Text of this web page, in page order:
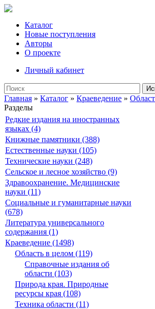
Каталог
Новые поступления
Авторы
О проекте
Личный кабинет
Главная » Каталог » Краеведение »
Разделы
Редкие издания на иностранных
языках (4)
Книжные памятники (388)
Естественные науки (105)
Технические науки (248)
Сельское и лесное хозяйство (9)
Здравоохранение. Медицинские
науки (11)
Социальные и гуманитарные науки
(678)
Литература универсального
содержания (1)
Краеведение (1498)
Область в целом (119)
Справочные издания об
области (103)
Природа края. Природные
ресурсы края (108)
Техника области (11)